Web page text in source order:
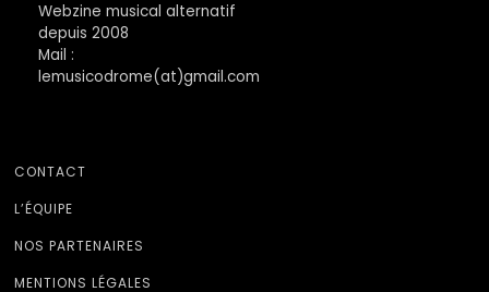
Webzine musical alternatif
depuis 2008
Mail :
lemusicodrome(at)gmail.com
CONTACT
L’ÉQUIPE
NOS PARTENAIRES
MENTIONS LÉGALES